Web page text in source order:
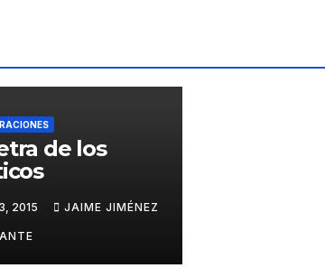
de los
2015 JAIME JIMÉNEZ
ARU